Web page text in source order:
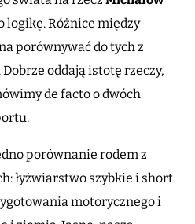
logikę. Różnice między
porównywać do tych z
oddają istotę rzeczy,
de facto o dwóch
porównanie rodem z
łyżwiarstwo szybkie i short
motorycznego i